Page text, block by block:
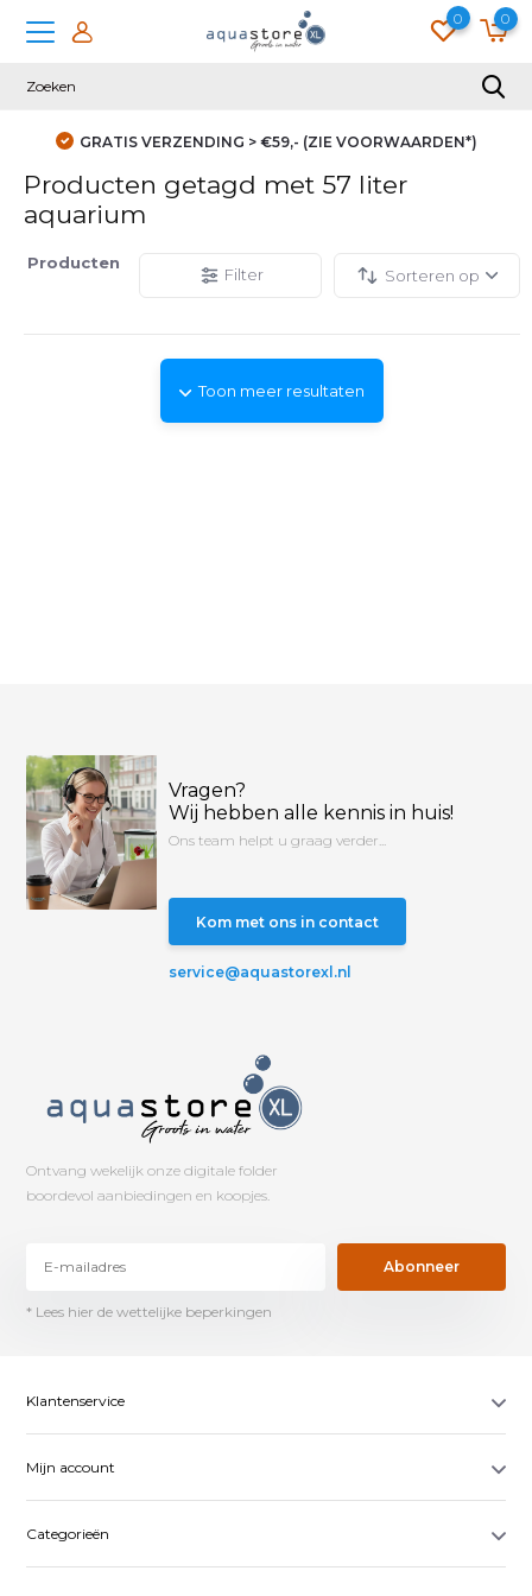
0 0
GRATIS VERZENDING > €59,- (ZIE VOORWAARDEN*)
Producten getagd met 57 liter
aquarium
Producten
Filter Sorteren op
Toon meer resultaten
Vragen?
Wij hebben alle kennis in huis!
Ons team helpt u graag verder...
Kom met ons in contact
service@aquastorexl.nl
Ontvang wekelijk onze digitale folder
boordevol aanbiedingen en koopjes.
Abonneer
* Lees hier de wettelijke beperkingen
Klantenservice
Mijn account
Categorieën